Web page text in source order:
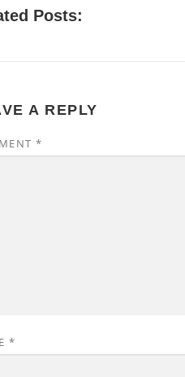
Posts:
A REPLY
*
*